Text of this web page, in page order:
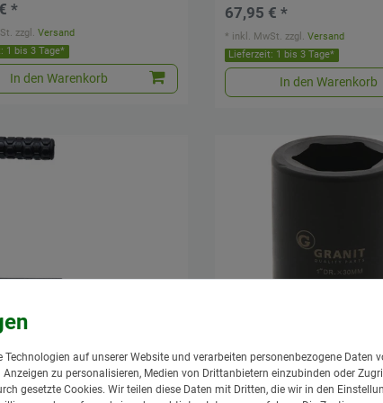
*
1 bis 3 Tage*
In den Warenkorb
zzgl.Versand
67,95 € *
Lieferzeit: 1 bis 3 Tage*
In den Warenkorb
* inkl. MwSt. zzgl.Versand
einzeln 3.800
1" Stecknuss, 30 mm
auf unserer Website und verarbeiten personenbezogene Daten
Anzeigen zu personalisieren, Medien von Drittanbietern einzubinden oder
gesetzte Cookies. Wir teilen diese Daten mit Dritten, die wir in den